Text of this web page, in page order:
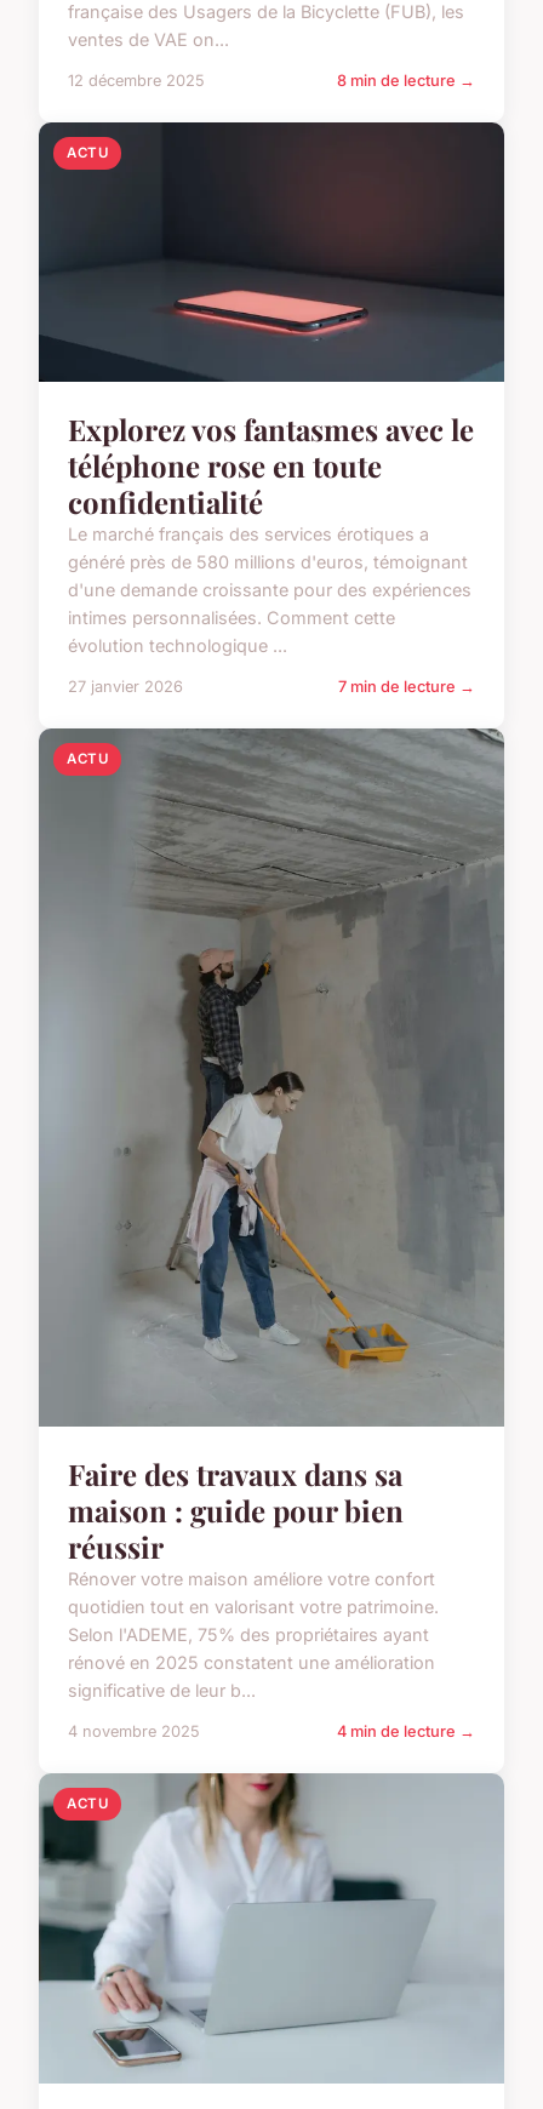
française des Usagers de la Bicyclette (FUB), les
ventes de VAE on...
12 décembre 2025 8 min de lecture →
ACTU
Explorez vos fantasmes avec le
téléphone rose en toute
confidentialité
Le marché français des services érotiques a
généré près de 580 millions d'euros, témoignant
d'une demande croissante pour des expériences
intimes personnalisées. Comment cette
évolution technologique ...
27 janvier 2026 7 min de lecture →
ACTU
Faire des travaux dans sa
maison : guide pour bien
réussir
Rénover votre maison améliore votre confort
quotidien tout en valorisant votre patrimoine.
Selon l'ADEME, 75% des propriétaires ayant
rénové en 2025 constatent une amélioration
significative de leur b...
4 novembre 2025 4 min de lecture →
ACTU